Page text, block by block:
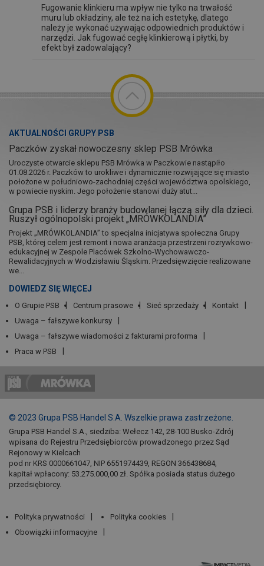
Fugowanie klinkieru ma wpływ nie tylko na trwałość
muru lub okładziny, ale też na ich estetykę, dlatego
należy je wykonać używając odpowiednich produktów i
narzędzi. Jak fugować cegłę klinkierową i płytki, by
efekt był zadowalający?
AKTUALNOŚCI GRUPY PSB
Paczków zyskał nowoczesny sklep PSB Mrówka
Uroczyste otwarcie sklepu PSB Mrówka w Paczkowie nastąpiło
01.08.2026 r. Paczków to urokliwe i dynamicznie rozwijające się miasto
położone w południowo-zachodniej części województwa opolskiego,
w powiecie nyskim. Jego położenie stanowi duży atut...
Grupa PSB i liderzy branży budowlanej łączą siły dla dzieci.
Ruszył ogólnopolski projekt „MRÓWKOLANDIA”
Projekt „MRÓWKOLANDIA” to specjalna inicjatywa społeczna Grupy
PSB, której celem jest remont i nowa aranżacja przestrzeni rozrywkowo-
edukacyjnej w Zespole Placówek Szkolno-Wychowawczo-
Rewalidacyjnych w Wodzisławiu Śląskim. Przedsięwzięcie realizowane
we...
DOWIEDZ SIĘ WIĘCEJ
O Grupie PSB Centrum prasowe Sieć sprzedaży
Kontakt
Uwaga – fałszywe konkursy
Uwaga – fałszywe wiadomości z fakturami proforma
Praca w PSB
© 2023 Grupa PSB Handel S.A. Wszelkie prawa zastrzeżone.
Grupa PSB Handel S.A., siedziba: Wełecz 142, 28-100 Busko-Zdrój
wpisana do Rejestru Przedsiębiorców prowadzonego przez Sąd
Rejonowy w Kielcach
pod nr KRS 0000661047, NIP 6551974439, REGON 366438684,
kapitał wpłacony: 53.275.000,00 zł. Spółka posiada status dużego
przedsiębiorcy.
Polityka prywatności
Polityka cookies
Obowiązki informacyjne